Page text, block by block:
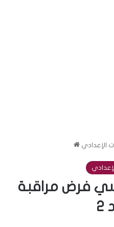
الإعدادي
9 أساسي فرض مراقبة